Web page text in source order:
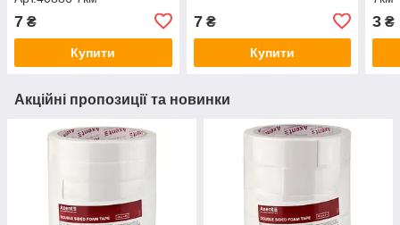
7 ₴
Купити
7₴
Купити
3 ₴
Акційні пропозиції та новинки